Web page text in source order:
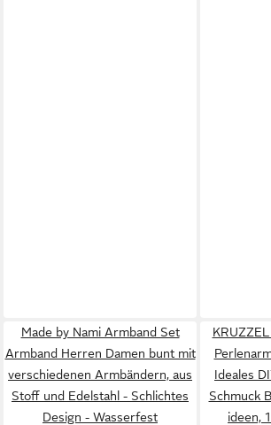
Made by Nami Armband Set
Armband Herren Damen bunt mit
verschiedenen Armbändern, aus
Stoff und Edelstahl - Schlichtes
Design - Wasserfest
Ideales
Schmuck
ideen,